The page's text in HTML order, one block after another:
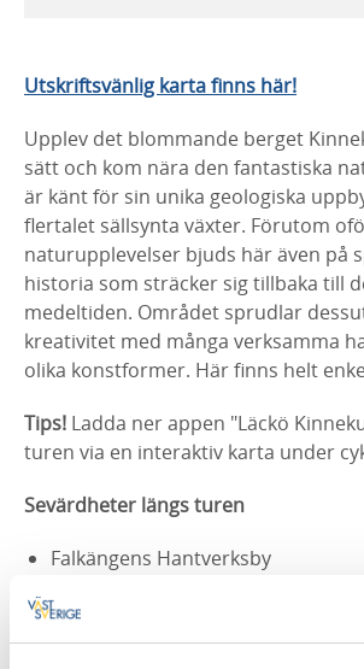
Utskriftsvänlig karta finns här!
Upplev det blommande berget
sätt och kom nära den fantastiska
är känt för sin unika geologiska
flertalet sällsynta växter. Förutom
naturupplevelser bjuds här även på
historia som sträcker sig tillbaka till
medeltiden. Området sprudlar
kreativitet med många verksamma
olika konstformer. Här finns helt
Tips! Ladda ner appen "Läckö
turen via en interaktiv karta under
Sevärdheter längs turen
Falkängens Hantverksby
Flyhov Hällristningar
Husaby Kyrka